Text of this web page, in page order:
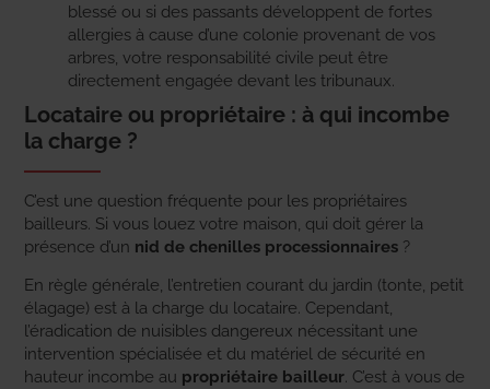
blessé ou si des passants développent de fortes
allergies à cause d’une colonie provenant de vos
arbres, votre responsabilité civile peut être
directement engagée devant les tribunaux.
Locataire ou propriétaire : à qui incombe
la charge ?
C’est une question fréquente pour les propriétaires
bailleurs. Si vous louez votre maison, qui doit gérer la
présence d’un nid de chenilles processionnaires ?
En règle générale, l’entretien courant du jardin (tonte, petit
élagage) est à la charge du locataire. Cependant,
l’éradication de nuisibles dangereux nécessitant une
intervention spécialisée et du matériel de sécurité en
hauteur incombe au propriétaire bailleur. C’est à vous de